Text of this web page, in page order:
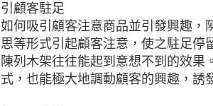
引顧客駐足
如何吸引顧客注意商品並引發興趣，
思等形式引起顧客注意，使之駐足停
陳列木架往往能起到意想不到的效
式，也能極大地調動顧客的興趣，誘